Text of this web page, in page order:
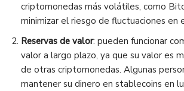
criptomonedas más volátiles, como
minimizar el riesgo de fluctuaciones en
Reservas de valor: pueden funcionar
valor a largo plazo, ya que su valor es
de otras criptomonedas. Algunas
mantener su dinero en stablecoins en